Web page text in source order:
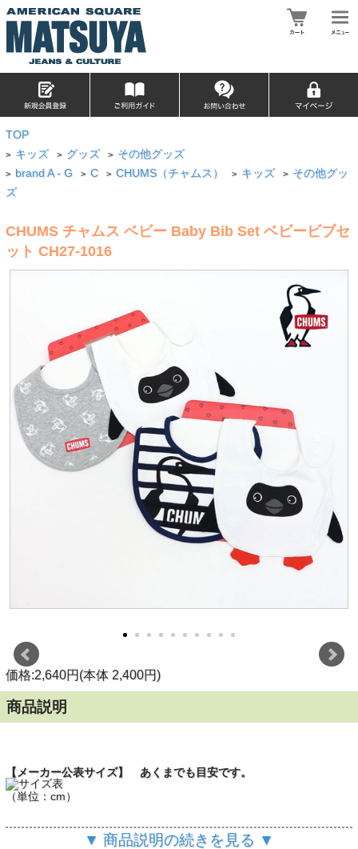
TOP
> キッズ > グッズ > その他グッズ
> brand A - G > C > CHUMS（チャムス） > キッズ > その他グッ
ズ
CHUMS チャムス ベビー Baby Bib Set ベビービブセ
ット CH27-1016
価格:2,640円(本体 2,400円)
商品説明
【メーカー公表サイズ】 あくまでも目安です。
（単位：cm）
▼ 商品説明の続きを見る ▼